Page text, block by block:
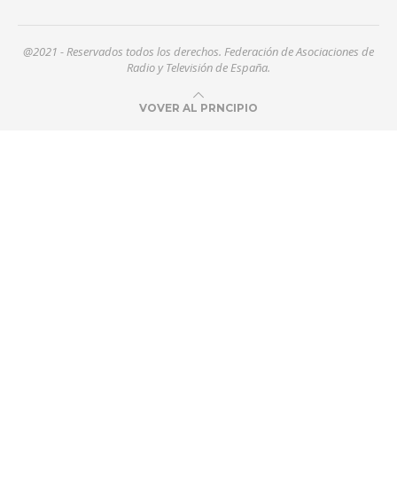
@2021 - Reservados todos los derechos. Federación de Asociaciones de
Radio y Televisión de España.
VOVER AL PRNCIPIO